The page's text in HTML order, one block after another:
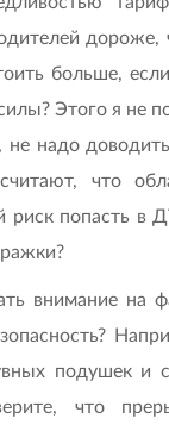
дороже,
больше,
Этого я не
не надо
что
риск попасть в
внимание на
подушек и
что